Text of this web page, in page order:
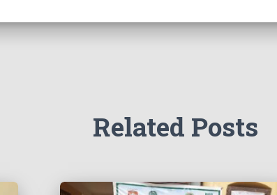
Related Posts